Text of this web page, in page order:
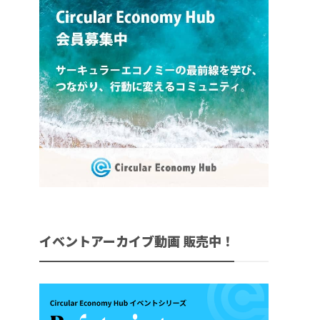
イベントアーカイブ動画 販売中！